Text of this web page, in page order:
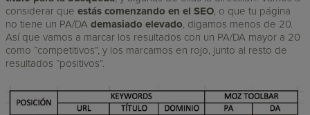
considerar queestás comenzando en el SEO , o que tu página
no tiene un PA/DAdemasiado elevado , digamos menos de 20.
Así que vamos a marcar los resultados con un PA/DA mayor a 20
como “competitivos”, y los marcamos en rojo, junto al resto de
resultados “positivos”.